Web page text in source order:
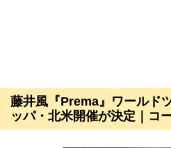
藤井風『Prema』ワールド
ッパ・北米開催が決定｜コ